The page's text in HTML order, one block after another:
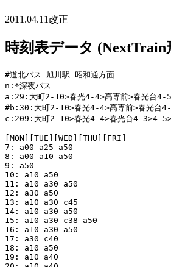
2011.04.11改正
時刻表データ (NextTrain
#道北バス 旭川駅 昭和通方面
n:*深夜バス
a:29:大町2-10>春光4-4>高専前>春光台4-
#b:30:大町2-10>春光4-4>高専前>春光台
c:209:大町2-10>春光4-4>春光台4-3>4-
[MON][TUE][WED][THU][FRI]
7: a00 a25 a50
8: a00 a10 a50
9: a50
10: a10 a50
11: a10 a30 a50
12: a30 a50
13: a10 a30 c45
14: a10 a30 a50
15: a10 a30 c38 a50
16: a10 a30 a50
17: a30 c40
18: a10 a50
19: a10 a40